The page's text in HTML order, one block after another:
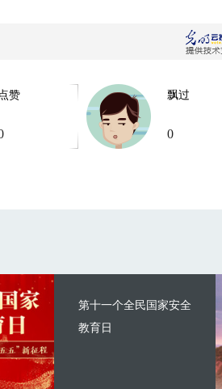
赞 飘过
0
第十一个全民国家安全
教育日